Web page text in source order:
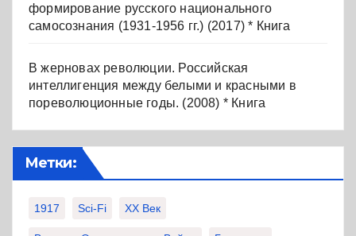
формирование русского национального
самосознания (1931-1956 гг.) (2017) * Книга
В жерновах революции. Российская
интеллигенция между белыми и красными в
пореволюционные годы. (2008) * Книга
Метки:
1917 Sci-Fi XX Век